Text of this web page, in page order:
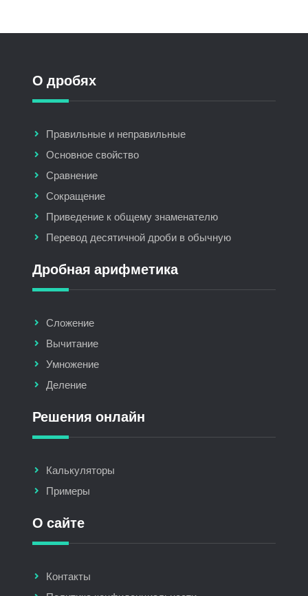
О дробях
Правильные и неправильные
Основное свойство
Сравнение
Сокращение
Приведение к общему знаменателю
Перевод десятичной дроби в обычную
Дробная арифметика
Сложение
Вычитание
Умножение
Деление
Решения онлайн
Калькуляторы
Примеры
О сайте
Контакты